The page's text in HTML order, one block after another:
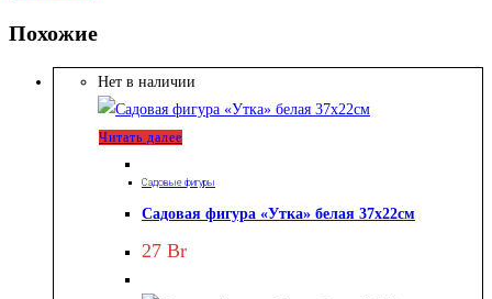
Похожие
Нет в наличии
Читать далее
Садовые фигуры
Садовая фигура «Утка» белая 37х22см
27 Br